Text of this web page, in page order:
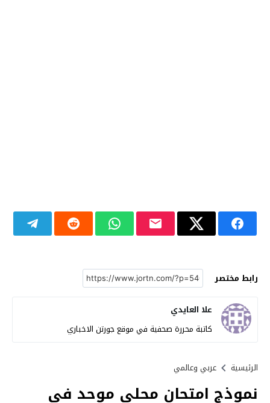
رابط مختصر
علا العايدي
كاتبة محررة صحفية في موقع جورتن الاخباري
الرئيسية عربي وعالمي
نموذج امتحان محلي موحد في